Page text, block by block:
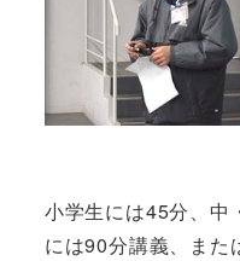
小学生には45分、中
には90分講義、また